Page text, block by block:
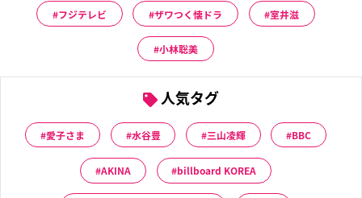
フジテレビ ザワつく懐ドラ 室井滋
小林聡美
人気タグ
愛子さま 水谷豊 三山凌輝 BBC
AKINA billboard KOREA